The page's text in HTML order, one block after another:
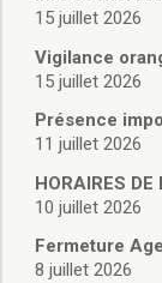
Vie
15 juillet 2026
Vigilance
15 juillet 2026
Présence
11 juillet 2026
HORAIRES DE
10 juillet 2026
Fermeture
8 juillet 2026